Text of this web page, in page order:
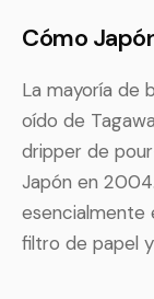
Cómo
La mayoría de
oído de
dripper de
Japón en
esencialmente
filtro de papel